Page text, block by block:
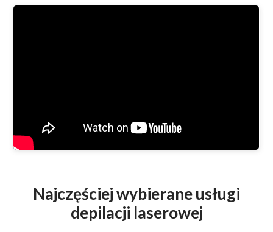
Najczęściej wybierane usługi
depilacji laserowej